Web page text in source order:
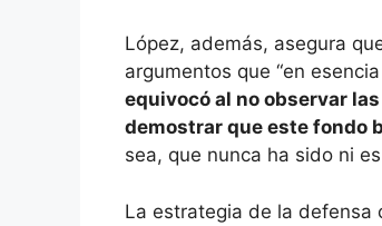
López, además, asegura
argumentos que “en
equivocó al no observar
demostrar que este fondo
sea, que nunca ha sido ni
La estrategia de la defensa